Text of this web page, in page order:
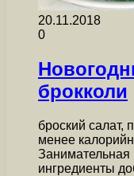
20.11.2018
0
брокколи
броский салат,
менее
ингредиенты